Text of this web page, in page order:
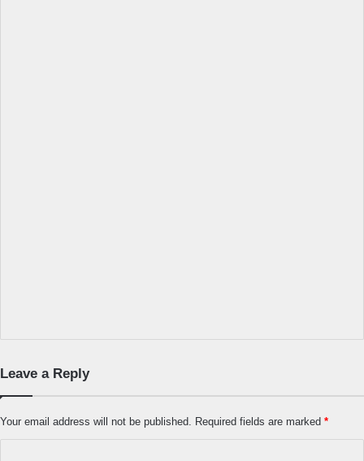
Leave a Reply
Your email address will not be published. Required fields are marked *